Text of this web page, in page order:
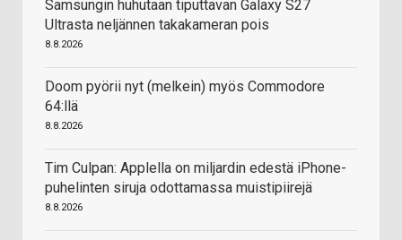
Samsungin huhutaan tiputtavan Galaxy S27
Ultrasta neljännen takakameran pois
8.8.2026
Doom pyörii nyt (melkein) myös Commodore
64:llä
8.8.2026
Tim Culpan: Applella on miljardin edestä iPhone-
puhelinten siruja odottamassa muistipiirejä
8.8.2026